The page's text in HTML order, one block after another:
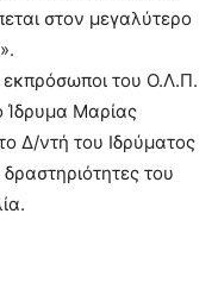
στον μεγαλύτερο
του Ο.Λ.Π.
Ίδρυμα Μαρίας
Δ/ντή του Ιδρύματος
του